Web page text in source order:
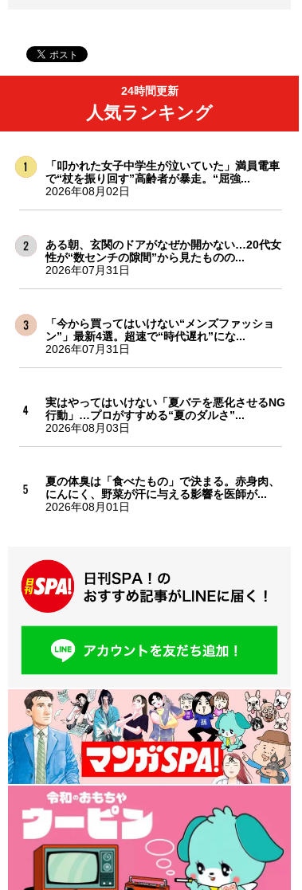
24時間更新
人気ランキング
「叩かれた女子中学生が泣いていた」満員電車
で“杖を振り回す”高齢者が暴走。“屈強...
2026年08月02日
ある朝、玄関のドアがなぜか開かない…20代女
性が“数センチの隙間”から見たものの...
2026年07月31日
「今から買ってはいけない“メンズファッショ
ン”」最新4選。超速で“時代遅れ”にな...
2026年07月31日
実はやってはいけない「夏バテを悪化させるNG
行動」…プロがすすめる“夏のダルさ”...
2026年08月03日
夏の体臭は「食べたもの」で決まる。赤身肉、
にんにく、野菜が汗に与える影響を医師が...
2026年08月01日